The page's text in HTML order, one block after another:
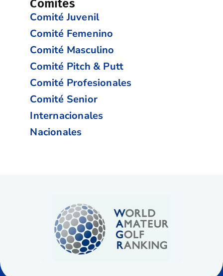
Comités
Comité Juvenil
Comité Femenino
Comité Masculino
Comité Pitch & Putt
Comité Profesionales
Comité Senior
Internacionales
Nacionales